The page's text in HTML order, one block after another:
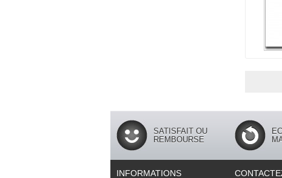
SATISFAIT OU
REMBOURSE
INFORMATIONS